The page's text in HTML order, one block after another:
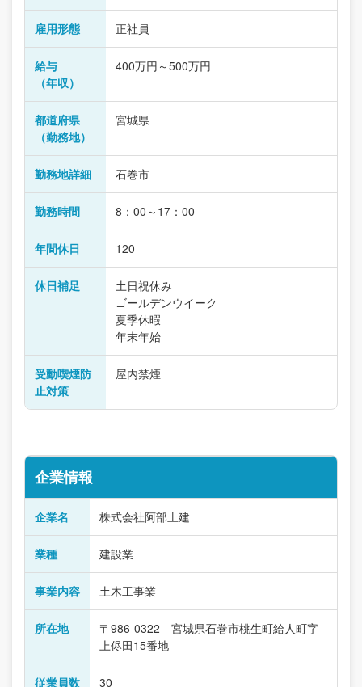
雇用形態 正社員
給与
（年収）
400万円～500万円
都道府県
（勤務地）
宮城県
勤務地詳細 石巻市
勤務時間 8：00～17：00
年間休日 120
休日補足
土日祝休み
ゴールデンウイーク
夏季休暇
年末年始
受動喫煙防
止対策
屋内禁煙
企業情報
企業名 株式会社阿部土建
業種 建設業
事業内容 土木工事業
所在地
〒986-0322 宮城県石巻市桃生町給人町字
上侭田15番地
従業員数 30